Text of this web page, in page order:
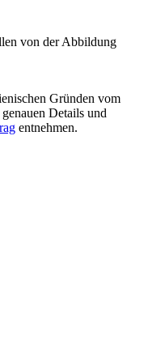
von der Abbildung
Gründen vom
Details und
entnehmen.